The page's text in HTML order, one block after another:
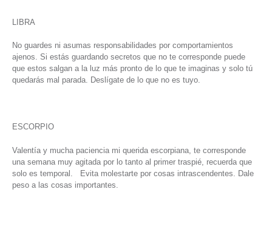
LIBRA
No guardes ni asumas responsabilidades por comportamientos
ajenos. Si estás guardando secretos que no te corresponde puede
que estos salgan a la luz más pronto de lo que te imaginas y solo tú
quedarás mal parada. Deslígate de lo que no es tuyo.
ESCORPIO
Valentía y mucha paciencia mi querida escorpiana, te corresponde
una semana muy agitada por lo tanto al primer traspié, recuerda que
solo es temporal. Evita molestarte por cosas intrascendentes. Dale
peso a las cosas importantes.